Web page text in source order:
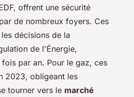
offrent une sécurité
de nombreux foyers. Ces
décisions de la
de l'Énergie,
par an. Pour le gaz, ces
2023, obligeant les
tourner vers le marché